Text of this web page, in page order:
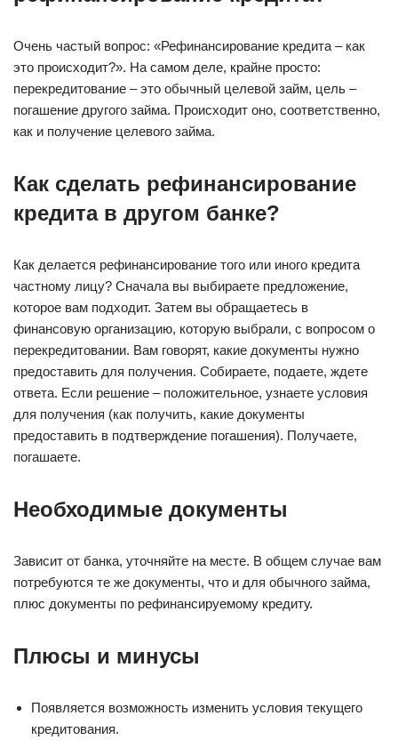
Очень частый вопрос: «Рефинансирование кредита – как
это происходит?». На самом деле, крайне просто:
перекредитование – это обычный целевой займ, цель –
погашение другого займа. Происходит оно, соответственно,
как и получение целевого займа.
Как сделать рефинансирование
кредита в другом банке?
Как делается рефинансирование того или иного кредита
частному лицу? Сначала вы выбираете предложение,
которое вам подходит. Затем вы обращаетесь в
финансовую организацию, которую выбрали, с вопросом о
перекредитовании. Вам говорят, какие документы нужно
предоставить для получения. Собираете, подаете, ждете
ответа. Если решение – положительное, узнаете условия
для получения (как получить, какие документы
предоставить в подтверждение погашения). Получаете,
погашаете.
Необходимые документы
Зависит от банка, уточняйте на месте. В общем случае вам
потребуются те же документы, что и для обычного займа,
плюс документы по рефинансируемому кредиту.
Плюсы и минусы
Появляется возможность изменить условия текущего
кредитования.